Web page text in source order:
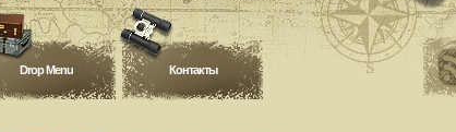
Drop Menu Контакты